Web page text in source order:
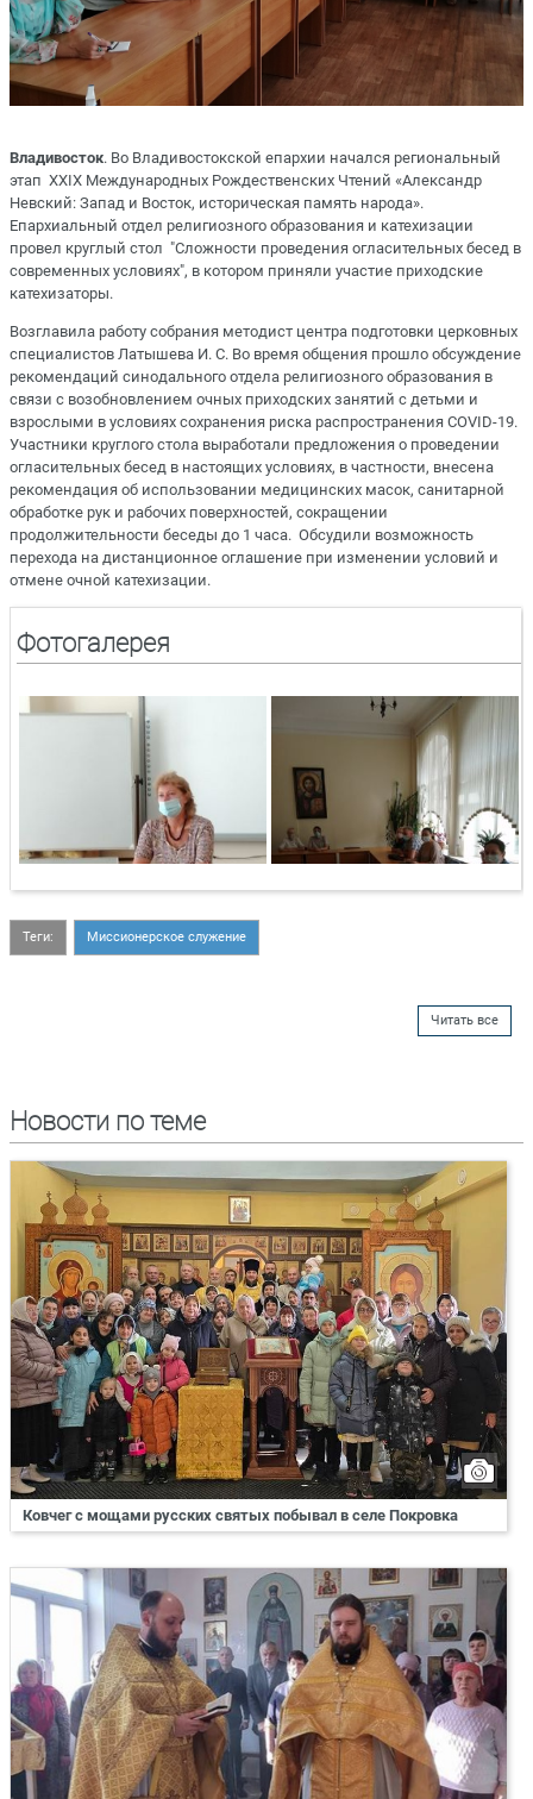
Владивосток. Во Владивостокской епархии начался региональный
этап XXIX Международных Рождественских Чтений «Александр
Невский: Запад и Восток, историческая память народа».
Епархиальный отдел религиозного образования и катехизации
провел круглый стол "Сложности проведения огласительных бесед в
современных условиях", в котором приняли участие приходские
катехизаторы.
Возглавила работу собрания методист центра подготовки церковных
специалистов Латышева И. С. Во время общения прошло обсуждение
рекомендаций синодального отдела религиозного образования в
связи с возобновлением очных приходских занятий с детьми и
взрослыми в условиях сохранения риска распространения COVID-19.
Участники круглого стола выработали предложения о проведении
огласительных бесед в настоящих условиях, в частности, внесена
рекомендация об использовании медицинских масок, санитарной
обработке рук и рабочих поверхностей, сокращении
продолжительности беседы до 1 часа. Обсудили возможность
перехода на дистанционное оглашение при изменении условий и
отмене очной катехизации.
Фотогалерея
Теги: Миссионерское служение
Читать все
Новости по теме
Ковчег с мощами русских святых побывал в селе Покровка